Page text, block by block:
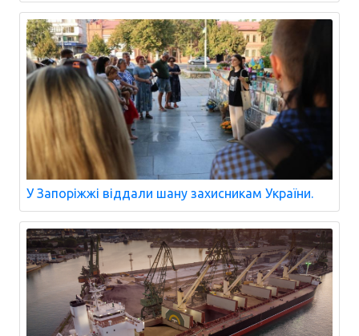
У Запоріжжі віддали шану захисникам України.